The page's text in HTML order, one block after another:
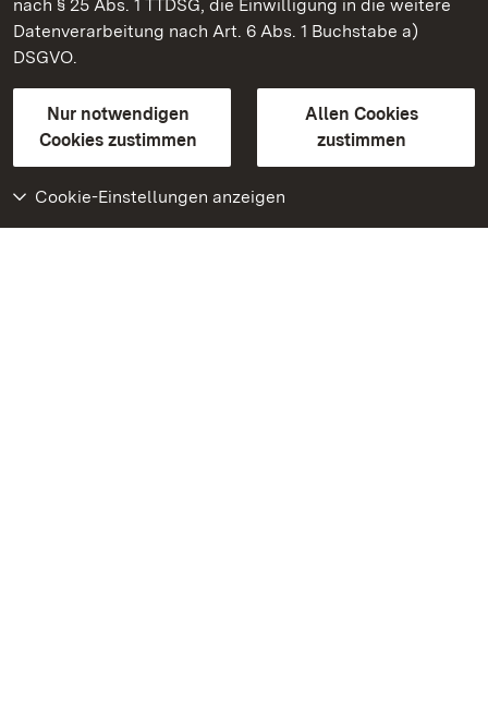
nach § 25 Abs. 1 TTDSG, die Einwilligung in die weitere
Datenverarbeitung nach Art. 6 Abs. 1 Buchstabe a)
DSGVO.
Nur notwendigen
Cookies zustimmen
Allen Cookies
zustimmen
Cookie-Einstellungen anzeigen
Staatliche Schlösser und Gärten Baden-Württemberg
Kontakt
GebärdenspracheLeichte Sprache
Erklärung zur Barrierefreiheit
BITV-konform (geprüfte Seiten)
Weiteres